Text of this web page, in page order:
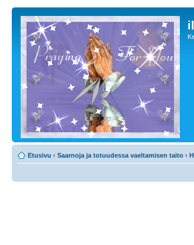
Etusivu ‹ Saarnoja ja totuudessa vaeltamisen taito ‹